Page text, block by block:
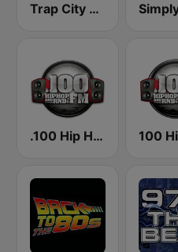
Trap City Radio
.100 Hip Hop and RNB.FM